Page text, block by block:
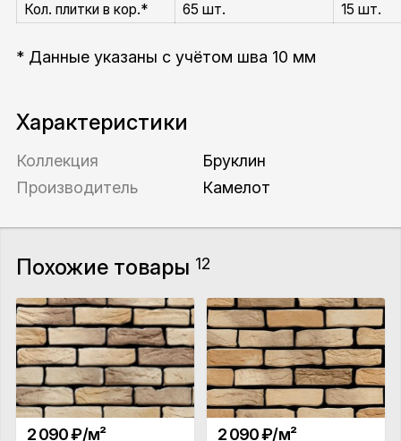
Кол. плитки в кор.*
65 шт. 15 шт.
* Данные указаны с учётом шва 10 мм
Характеристики
Коллекция
Бруклин
Производитель
Камелот
Похожие товары 12
2 090 ₽/м² 2 090 ₽/м²